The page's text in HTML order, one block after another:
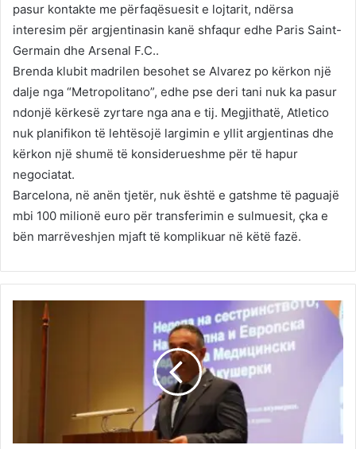
pasur kontakte me përfaqësuesit e lojtarit, ndërsa
interesim për argjentinasin kanë shfaqur edhe Paris Saint-
Germain dhe Arsenal F.C..
Brenda klubit madrilen besohet se Alvarez po kërkon një
dalje nga “Metropolitano”, edhe pse deri tani nuk ka pasur
ndonjë kërkesë zyrtare nga ana e tij. Megjithatë, Atletico
nuk planifikon të lehtësojë largimin e yllit argjentinas dhe
kërkon një shumë të konsiderueshme për të hapur
negociatat.
Barcelona, në anën tjetër, nuk është e gatshme të paguajë
mbi 100 milionë euro për transferimin e sulmuesit, çka e
bën marrëveshjen mjaft të komplikuar në këtë fazë.